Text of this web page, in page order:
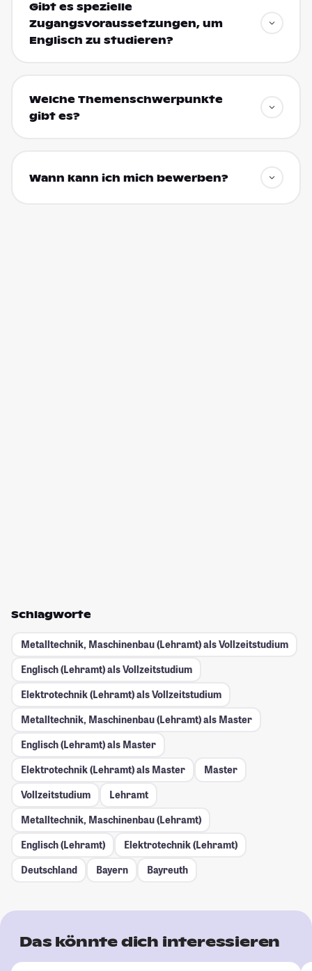
Gibt es spezielle
Zugangsvoraussetzungen, um
Englisch zu studieren?
Welche Themenschwerpunkte
gibt es?
Wann kann ich mich bewerben?
Schlagworte
Metalltechnik, Maschinenbau (Lehramt) als Vollzeitstudium
Englisch (Lehramt) als Vollzeitstudium
Elektrotechnik (Lehramt) als Vollzeitstudium
Metalltechnik, Maschinenbau (Lehramt) als Master
Englisch (Lehramt) als Master
Elektrotechnik (Lehramt) als Master
Master
Vollzeitstudium
Lehramt
Metalltechnik, Maschinenbau (Lehramt)
Englisch (Lehramt)
Elektrotechnik (Lehramt)
Deutschland
Bayern Bayreuth
Das könnte dich interessieren